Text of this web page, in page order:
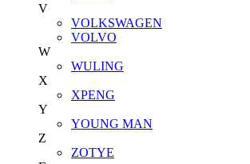
V
VOLKSWAGEN
VOLVO
W
WULING
X
XPENG
Y
YOUNG MAN
Z
ZOTYE